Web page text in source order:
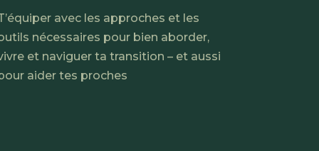
avec les approches et les
nécessaires pour bien aborder,
et naviguer ta transition – et aussi
aider tes proches